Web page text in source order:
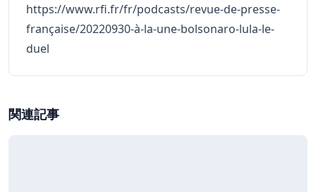
https://www.rfi.fr/fr/podcasts/revue-de-presse-
française/20220930-à-la-une-bolsonaro-lula-le-
duel
関連記事